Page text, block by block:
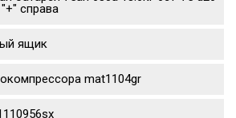
справа
ящик
mat1104gr